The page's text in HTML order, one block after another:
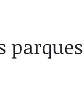
parques